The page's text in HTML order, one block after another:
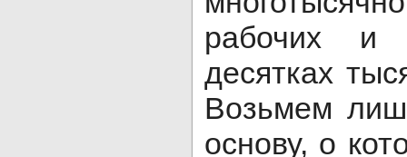
рабочих и
десятках
Возьмем
основу, о